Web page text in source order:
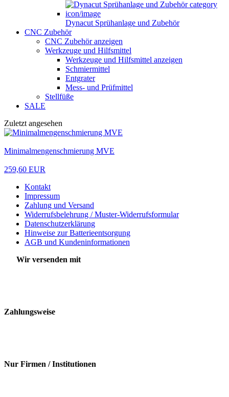
Dynacut Sprühanlage und Zubehör
CNC Zubehör
CNC Zubehör anzeigen
Werkzeuge und Hilfsmittel
Werkzeuge und Hilfsmittel anzeigen
Schmiermittel
Entgrater
Mess- und Prüfmittel
Stellfüße
SALE
Zuletzt angesehen
Minimalmengenschmierung MVE
259,60 EUR
Kontakt
Impressum
Zahlung und Versand
Widerrufsbelehrung / Muster-Widerrufsformular
Datenschutzerklärung
Hinweise zur Batterieentsorgung
AGB und Kundeninformationen
Wir versenden mit
Zahlungsweise
Nur Firmen / Institutionen